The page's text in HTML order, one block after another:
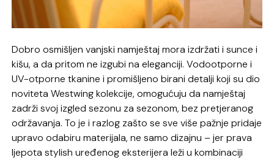
Dobro osmišljen vanjski namještaj mora izdržati i sunce i
kišu, a da pritom ne izgubi na eleganciji. Vodootporne i
UV-otporne tkanine i promišljeno birani detalji koji su dio
noviteta Westwing kolekcije, omogućuju da namještaj
zadrži svoj izgled sezonu za sezonom, bez pretjeranog
održavanja. To je i razlog zašto se sve više pažnje pridaje
upravo odabiru materijala, ne samo dizajnu – jer prava
ljepota stylish uređenog eksterijera leži u kombinaciji